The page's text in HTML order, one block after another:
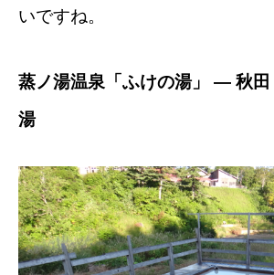
いですね。
蒸ノ湯温泉「ふけの湯」 — 秋田
湯